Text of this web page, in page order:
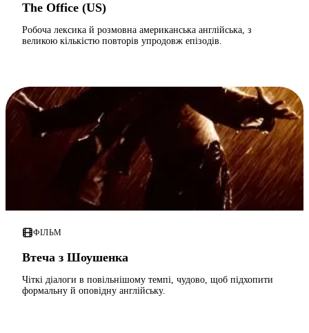
The Office (US)
Робоча лексика й розмовна американська англійська, з
великою кількістю повторів упродовж епізодів.
ФІЛЬМ
Втеча з Шоушенка
Чіткі діалоги в повільнішому темпі, чудово, щоб підхопити
формальну й оповідну англійську.